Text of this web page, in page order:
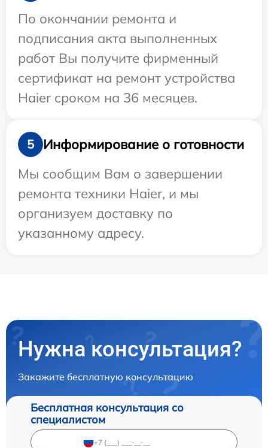
По окончании ремонта и
подписания акта выполненных
работ Вы получите фирменный
сертификат на ремонт устройства
Haier сроком на 36 месяцев.
5
Информирование о готовности
Мы сообщим Вам о завершении
ремонта техники Haier, и мы
организуем доставку по
указанному адресу.
Нужна консультация?
Закажите бесплатную консультацию
Бесплатная консультация со
специалистом